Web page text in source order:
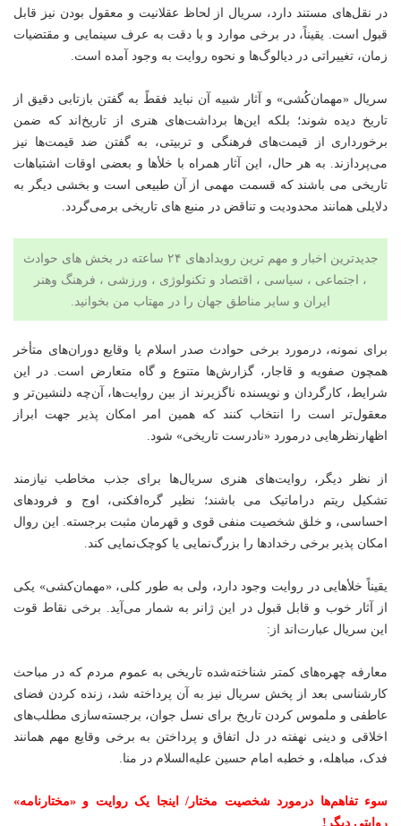
در نقل‌های مستند دارد، سریال از لحاظ عقلانیت و معقول بودن نیز قابل
قبول است. یقیناً، در برخی موارد و با دقت به عرف سینمایی و مقتضیات
زمان، تغییراتی در دیالوگ‌ها و نحوه روایت به وجود آمده است.
سریال «مهمان‌کُشی» و آثار شبیه آن نباید فقطً به گفتن بازتابی دقیق از
تاریخ دیده شوند؛ بلکه این‌ها برداشت‌های هنری از تاریخ‌اند که ضمن
برخورداری از قیمت‌های فرهنگی و تربیتی، به گفتن ضد قیمت‌ها نیز
می‌پردازند. به هر حال، این آثار همراه با خلأها و بعضی اوقات اشتباهات
تاریخی می باشند که قسمت مهمی از آن طبیعی است و بخشی دیگر به
دلایلی همانند محدودیت و تناقض در منبع های تاریخی برمی‌گردد.
جدیدترین اخبار و مهم ترین رویدادهای ۲۴ ساعته در بخش های حوادث
، اجتماعی ، سیاسی ، اقتصاد و تکنولوژی ، ورزشی ، فرهنگ وهنر
ایران و سایر مناطق جهان را در مهتاب من بخوانید.
برای نمونه، درمورد برخی حوادث صدر اسلام یا وقایع دوران‌های متأخر
همچون صفویه و قاجار، گزارش‌ها متنوع و گاه متعارض است. در این
شرایط، کارگردان و نویسنده ناگزیرند از بین روایت‌ها، آن‌چه دلنشین‌تر و
معقول‌تر است را انتخاب کنند که همین امر امکان پذیر جهت ابراز
اظهارنظرهایی درمورد «نادرست تاریخی» شود.
از نظر دیگر، روایت‌های هنری سریال‌ها برای جذب مخاطب نیازمند
تشکیل ریتم دراماتیک می باشند؛ نظیر گره‌افکنی، اوج و فرودهای
احساسی، و خلق شخصیت منفی قوی و قهرمان مثبت برجسته. این روال
امکان پذیر برخی رخدادها را بزرگ‌نمایی یا کوچک‌نمایی کند.
یقیناً خلأهایی در روایت وجود دارد، ولی به طور کلی، «مهمان‌کشی» یکی
از آثار خوب و قابل قبول در این ژانر به شمار می‌آید. برخی نقاط قوت
این سریال عبارت‌اند از:
معارفه چهره‌های کمتر شناخته‌شده تاریخی به عموم مردم که در مباحث
کارشناسی بعد از پخش سریال نیز به آن پرداخته شد، زنده کردن فضای
عاطفی و ملموس کردن تاریخ برای نسل جوان، برجسته‌سازی مطلب‌های
اخلاقی و دینی نهفته در دل اتفاق و پرداختن به برخی وقایع مهم همانند
فدک، مباهله، و خطبه امام حسین علیه‌السلام در منا.
سوء تفاهم‌ها درمورد شخصیت مختار/ اینجا یک روایت و «مختارنامه»
روایتی دیگر!